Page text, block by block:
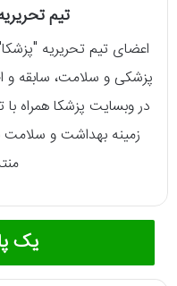
تیم
اعضای تیم تحریریه
پزشکی و سلامت، سابقه و
در وبسایت پزشکا همراه
زمینه بهداشت و سلامت
یک